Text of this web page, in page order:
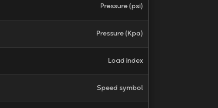
Pressure (psi)
Pressure (Kpa)
Load index
Speed symbol